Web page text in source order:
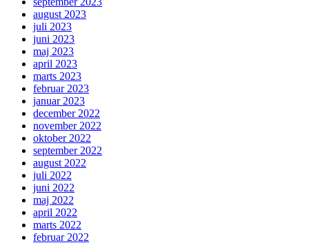
august 2023
juli 2023
juni 2023
maj 2023
april 2023
marts 2023
februar 2023
januar 2023
december 2022
november 2022
oktober 2022
september 2022
august 2022
juli 2022
juni 2022
maj 2022
april 2022
marts 2022
februar 2022